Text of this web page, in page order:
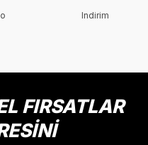
Indirim
FIRSATLAR